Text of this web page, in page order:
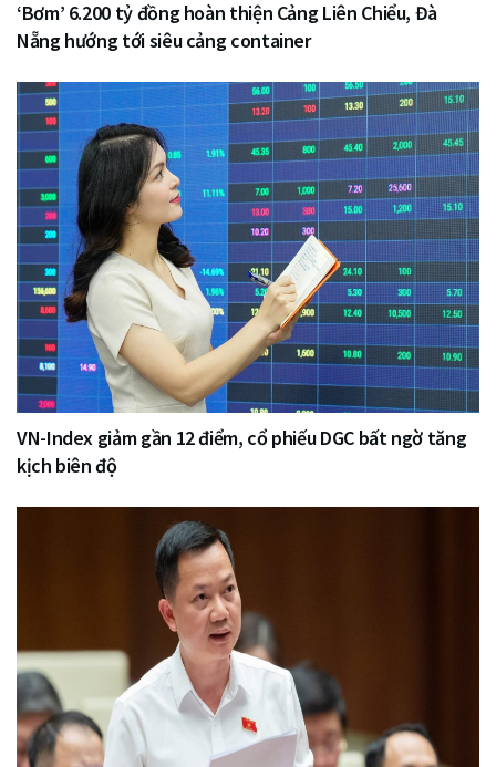
‘Bơm’ 6.200 tỷ đồng hoàn thiện Cảng Liên Chiểu, Đà
Nẵng hướng tới siêu cảng container
VN-Index giảm gần 12 điểm, cổ phiếu DGC bất ngờ tăng
kịch biên độ